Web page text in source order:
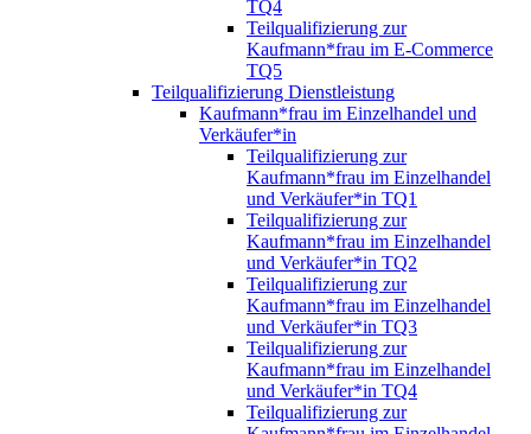
TQ4
Teilqualifizierung zur
Kaufmann*frau im E-Commerce
TQ5
Teilqualifizierung Dienstleistung
Kaufmann*frau im Einzelhandel und
Verkäufer*in
Teilqualifizierung zur
Kaufmann*frau im Einzelhandel
und Verkäufer*in TQ1
Teilqualifizierung zur
Kaufmann*frau im Einzelhandel
und Verkäufer*in TQ2
Teilqualifizierung zur
Kaufmann*frau im Einzelhandel
und Verkäufer*in TQ3
Teilqualifizierung zur
Kaufmann*frau im Einzelhandel
und Verkäufer*in TQ4
Teilqualifizierung zur